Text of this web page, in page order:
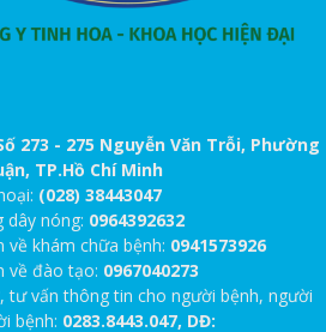
273 - 275 Nguyễn Văn Trỗi, Phường
TP.Hồ Chí Minh
(028) 38443047
dây nóng: 0964392632
về khám chữa bệnh: 0941573926
về đào tạo: 0967040273
tư vấn thông tin cho người bệnh, người
bệnh: 0283.8443.047, DĐ: